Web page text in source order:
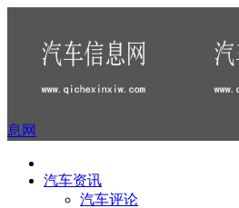
息网
汽车资讯
汽车评论